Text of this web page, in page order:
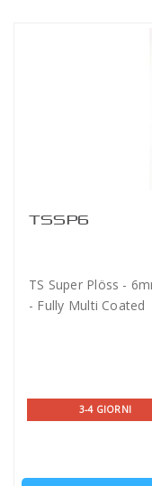
TSSP6
TS Super Plöss -
- Fully Multi Coated
3-4 GIORNI